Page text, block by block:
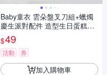
Baby童衣 雲朵盤叉刀組+蠟燭
慶生派對配件 造型生日蛋糕盤
叉5入組 一次性雲朵蛋糕餐具
園遊會露營餐盤 11874
$49
活動 券
加入購物車